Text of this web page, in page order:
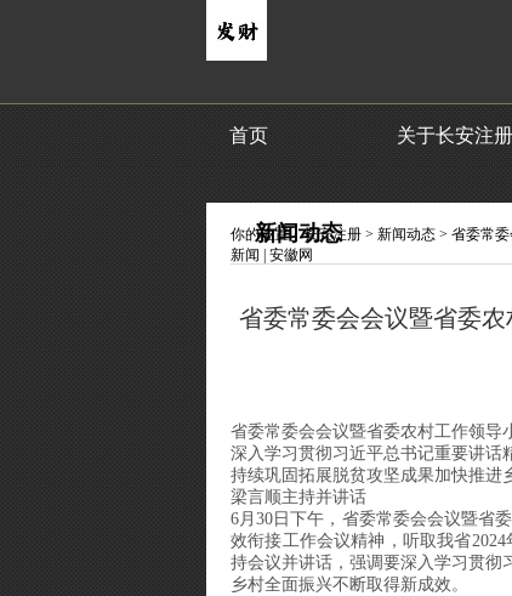
首页 关于长安注册
新闻动态
你的位置：长安注册 > 新闻动态 > 省委常
新闻 | 安徽网
省委常委会会议暨省委
省委常委会会议暨省委农村工作领导
深入学习贯彻习近平总书记重要讲话
持续巩固拓展脱贫攻坚成果加快推进
梁言顺主持并讲话
6月30日下午，省委常委会会议暨省
效衔接工作会议精神，听取我省
持会议并讲话，强调要深入学习贯彻
乡村全面振兴不断取得新成效。